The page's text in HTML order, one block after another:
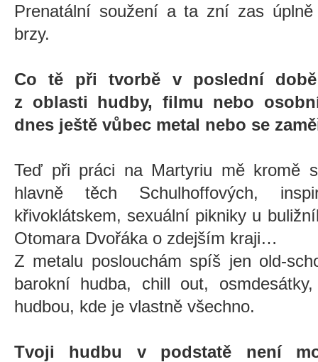
Prenatální soužení a ta zní zas
brzy.
Co tě při tvorbě v poslední
z oblasti hudby, filmu nebo
dnes ještě vůbec metal nebo se
Teď při práci na Martyriu mě kromě
hlavně těch Schulhoffových,
křivoklátskem, sexuální pikniky u
Otomara Dvořáka o zdejším kraji…
Z metalu poslouchám spíš jen old-
barokní hudba, chill out,
hudbou, kde je vlastně všechno.
Tvoji hudbu v podstatě není